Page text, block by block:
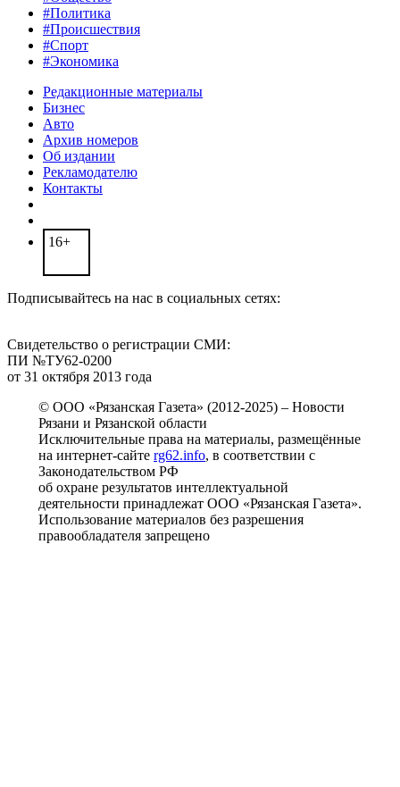
#Политика
#Происшествия
#Спорт
#Экономика
Редакционные материалы
Бизнес
Авто
Архив номеров
Об издании
Рекламодателю
Контакты
16+
Подписывайтесь на нас в социальных сетях:
Свидетельство о регистрации СМИ:
ПИ №ТУ62-0200
от 31 октября 2013 года
© ООО «Рязанская Газета» (2012-2025) – Новости
Рязани и Рязанской области
Исключительные права на материалы, размещённые
на интернет-сайте rg62.info, в соответствии с
Законодательством РФ
об охране результатов интеллектуальной
деятельности принадлежат ООО «Рязанская Газета».
Использование материалов без разрешения
правообладателя запрещено